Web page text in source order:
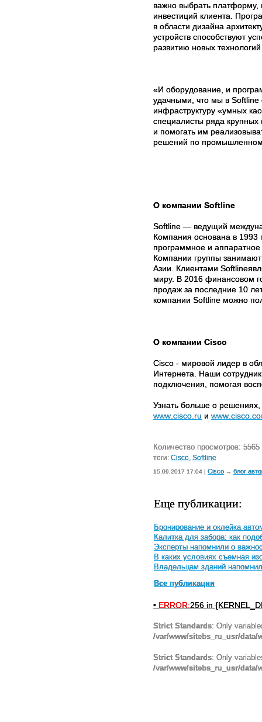
важно выбрать платформу,
инвестиций клиента.
в области дизайна
устройств способствуют
развитию новых
«И оборудование, и
удачными, что мы в Softline
инфраструктуру «умных
специалисты ряда
и помогать им
решений по
О компании Softline
Softline — ведущий
Компания основана в 1993
программное и
Компании группы
Азии. Клиентами Softline
миру. В 2016 финансовом
продаж за последние 10
компании Softline можно
О компании Cisco
Cisco - мировой лидер в
Интернета. Наши
подключения, помогая
Узнать больше о
www cisco ru и www cisco
Количество просмотров: 5565
теги: Cisco Softline
15.09.2017 17:04 | Cisco → блог
Еще публикации:
Бронирование и оклейка
Калитка для забора: как
Эксперты напомнили о
В каких условиях съемная
Владельцам зданий
Все публикации
• ERROR:256 in
Strict Standards: Only
/var/www/sitebs_ru_usr/
Strict Standards: Only
/var/www/sitebs_ru_usr/